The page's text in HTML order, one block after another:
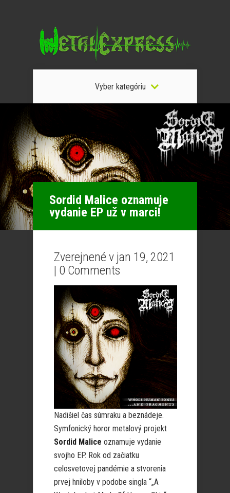
Vyber kategóriu
Sordid Malice oznamuje
vydanie EP už v marci!
Zverejnené v jan 19, 2021
| 0 Comments
Nadišiel čas súmraku a beznádeje.
Symfonický horor metalový projekt
Sordid Malice oznamuje vydanie
svojho EP. Rok od začiatku
celosvetovej pandémie a stvorenia
prvej hniloby v podobe singla “„A